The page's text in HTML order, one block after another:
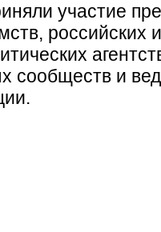
участие
российских
сообществ и